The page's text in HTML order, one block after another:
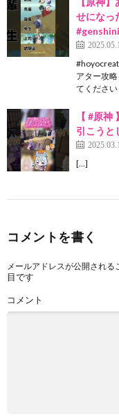
せになっ
アター攻
てくださ
【 #原
引こうと
[…]
コメントを書く
メールアドレスが公開される
目です
コメント